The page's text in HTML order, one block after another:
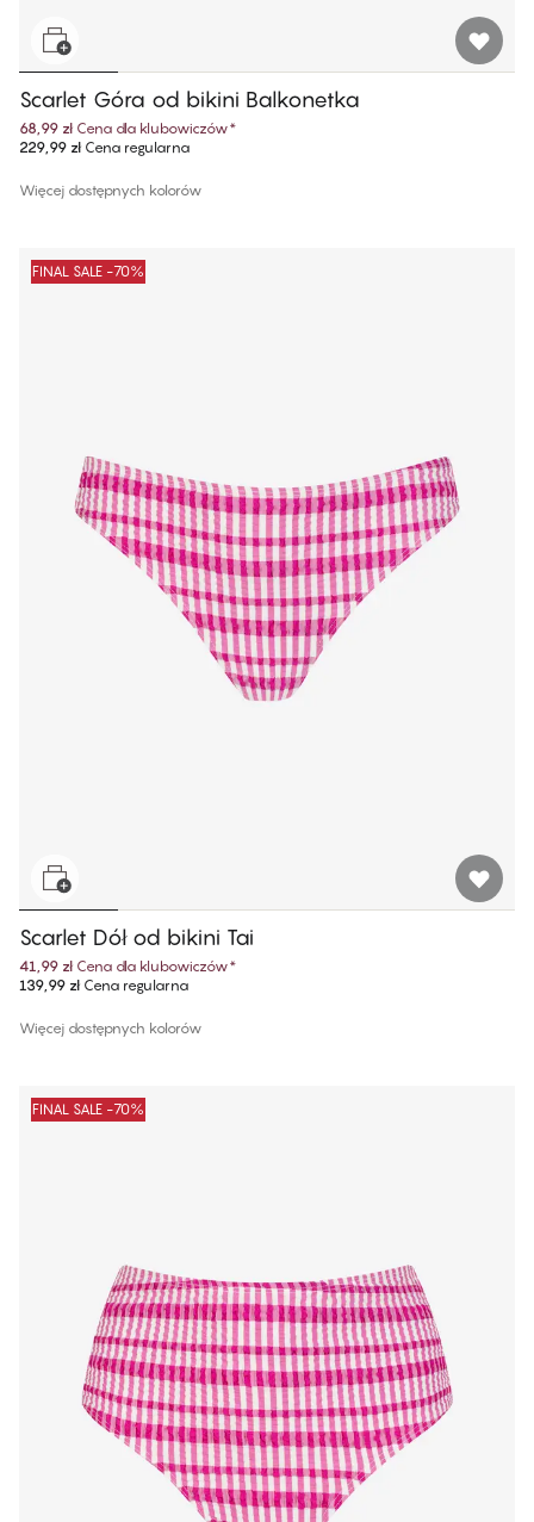
Scarlet Góra od bikini Balkonetka
68,99 zł Cena dla klubowiczów*
229,99 złCena regularna
Więcej dostępnych kolorów
FINAL SALE -70%
Scarlet Dół od bikini Tai
41,99 zł Cena dla klubowiczów*
139,99 złCena regularna
Więcej dostępnych kolorów
FINAL SALE -70%